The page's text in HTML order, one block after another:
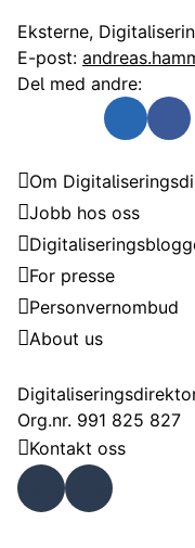
Eksterne,
E-post:
Del med andre:
Send som e-post
Del på Twitter
Del på
Om
Jobb hos oss
For presse
Personvernombud
About us
Org.nr. 991 825 827
Kontakt oss
Faceb